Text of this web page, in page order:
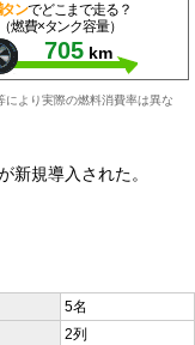
ンでどこまで走る？
（燃費×タンク容量）
705 km
より実際の燃料消費率は異な
新規導入された。
5名
2列